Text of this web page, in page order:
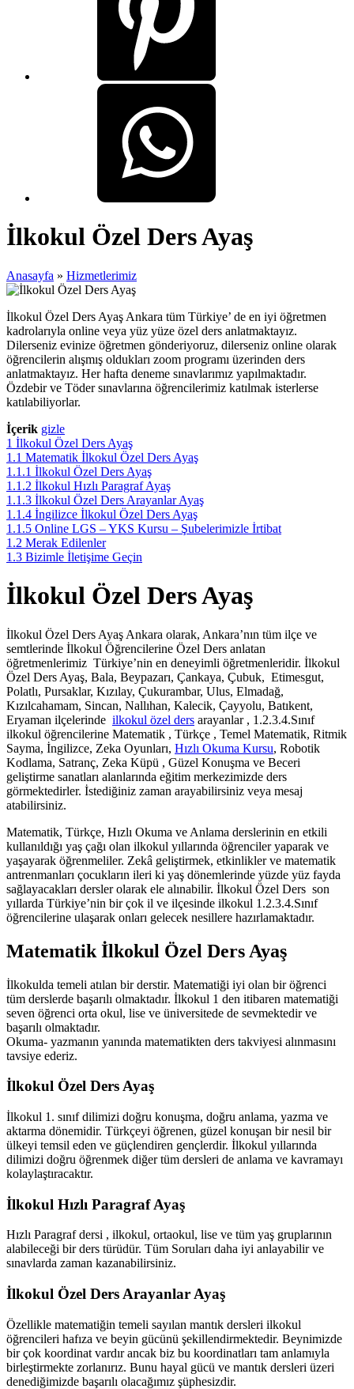
İlkokul Özel Ders Ayaş
Anasayfa » Hizmetlerimiz
İlkokul Özel Ders Ayaş Ankara tüm Türkiye’ de en iyi öğretmen
kadrolarıyla online veya yüz yüze özel ders anlatmaktayız.
Dilerseniz evinize öğretmen gönderiyoruz, dilerseniz online olarak
öğrencilerin alışmış oldukları zoom programı üzerinden ders
anlatmaktayız. Her hafta deneme sınavlarımız yapılmaktadır.
Özdebir ve Töder sınavlarına öğrencilerimiz katılmak isterlerse
katılabiliyorlar.
İçerik gizle
1 İlkokul Özel Ders Ayaş
1.1 Matematik İlkokul Özel Ders Ayaş
1.1.1 İlkokul Özel Ders Ayaş
1.1.2 İlkokul Hızlı Paragraf Ayaş
1.1.3 İlkokul Özel Ders Arayanlar Ayaş
1.1.4 İngilizce İlkokul Özel Ders Ayaş
1.1.5 Online LGS – YKS Kursu – Şubelerimizle İrtibat
1.2 Merak Edilenler
1.3 Bizimle İletişime Geçin
İlkokul Özel Ders Ayaş
İlkokul Özel Ders Ayaş Ankara olarak, Ankara’nın tüm ilçe ve
semtlerinde İlkokul Öğrencilerine Özel Ders anlatan
öğretmenlerimiz Türkiye’nin en deneyimli öğretmenleridir. İlkokul
Özel Ders Ayaş, Bala, Beypazarı, Çankaya, Çubuk, Etimesgut,
Polatlı, Pursaklar, Kızılay, Çukurambar, Ulus, Elmadağ,
Kızılcahamam, Sincan, Nallıhan, Kalecik, Çayyolu, Batıkent,
Eryaman ilçelerinde ilkokul özel ders arayanlar , 1.2.3.4.Sınıf
ilkokul öğrencilerine Matematik , Türkçe , Temel Matematik, Ritmik
Sayma, İngilizce, Zeka Oyunları, Hızlı Okuma Kursu, Robotik
Kodlama, Satranç, Zeka Küpü , Güzel Konuşma ve Beceri
geliştirme sanatları alanlarında eğitim merkezimizde ders
görmektedirler. İstediğiniz zaman arayabilirsiniz veya mesaj
atabilirsiniz.
Matematik, Türkçe, Hızlı Okuma ve Anlama derslerinin en etkili
kullanıldığı yaş çağı olan ilkokul yıllarında öğrenciler yaparak ve
yaşayarak öğrenmeliler. Zekâ geliştirmek, etkinlikler ve matematik
antrenmanları çocukların ileri ki yaş dönemlerinde yüzde yüz fayda
sağlayacakları dersler olarak ele alınabilir. İlkokul Özel Ders son
yıllarda Türkiye’nin bir çok il ve ilçesinde ilkokul 1.2.3.4.Sınıf
öğrencilerine ulaşarak onları gelecek nesillere hazırlamaktadır.
Matematik İlkokul Özel Ders Ayaş
İlkokulda temeli atılan bir derstir. Matematiği iyi olan bir öğrenci
tüm derslerde başarılı olmaktadır. İlkokul 1 den itibaren matematiği
seven öğrenci orta okul, lise ve üniversitede de sevmektedir ve
başarılı olmaktadır.
Okuma- yazmanın yanında matematikten ders takviyesi alınmasını
tavsiye ederiz.
İlkokul Özel Ders Ayaş
İlkokul 1. sınıf dilimizi doğru konuşma, doğru anlama, yazma ve
aktarma dönemidir. Türkçeyi öğrenen, güzel konuşan bir nesil bir
ülkeyi temsil eden ve güçlendiren gençlerdir. İlkokul yıllarında
dilimizi doğru öğrenmek diğer tüm dersleri de anlama ve kavramayı
kolaylaştıracaktır.
İlkokul Hızlı Paragraf Ayaş
Hızlı Paragraf dersi , ilkokul, ortaokul, lise ve tüm yaş gruplarının
alabileceği bir ders türüdür. Tüm Soruları daha iyi anlayabilir ve
sınavlarda zaman kazanabilirsiniz.
İlkokul Özel Ders Arayanlar Ayaş
Özellikle matematiğin temeli sayılan mantık dersleri ilkokul
öğrencileri hafıza ve beyin gücünü şekillendirmektedir. Beynimizde
bir çok koordinat vardır ancak biz bu koordinatları tam anlamıyla
birleştirmekte zorlanırız. Bunu hayal gücü ve mantık dersleri üzeri
denediğimizde başarılı olacağımız şüphesizdir.